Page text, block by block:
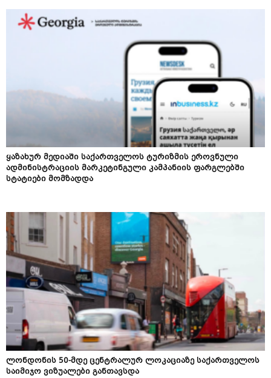
ყაზახურ მედიაში საქართველოს ტურიზმის ეროვნული
ადმინისტრაციის მარკეტინგული კამპანიის ფარგლებში
სტატიები მომზადდა
ლონდონის 50-მდე ცენტრალურ ლოკაციაზე საქართველოს
საიმიჯო ვიზუალები განთავსდა